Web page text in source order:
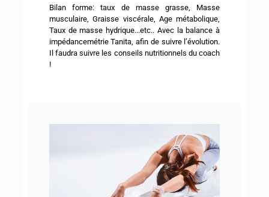
Bilan forme: taux de masse grasse, Masse
musculaire, Graisse viscérale, Age métabolique,
Taux de masse hydrique...etc.. Avec la balance à
impédancemétrie Tanita, afin de suivre l’évolution.
Il faudra suivre les conseils nutritionnels du coach
!